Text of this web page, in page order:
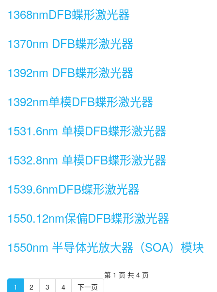
1368nmDFB蝶形激光器
1370nm DFB蝶形激光器
1392nm DFB蝶形激光器
1392nm单模DFB蝶形激光器
1531.6nm 单模DFB蝶形激光器
1532.8nm 单模DFB蝶形激光器
1539.6nmDFB蝶形激光器
1550.12nm保偏DFB蝶形激光器
1550nm 半导体光放大器（SOA）模块
第 1 页 共 4 页
1
2 3 4 下一页